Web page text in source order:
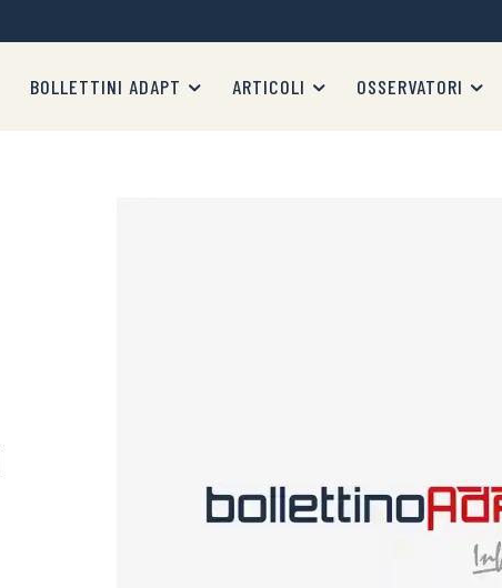
BOLLETTINI ADAPT ARTICOLI OSSERVATORI